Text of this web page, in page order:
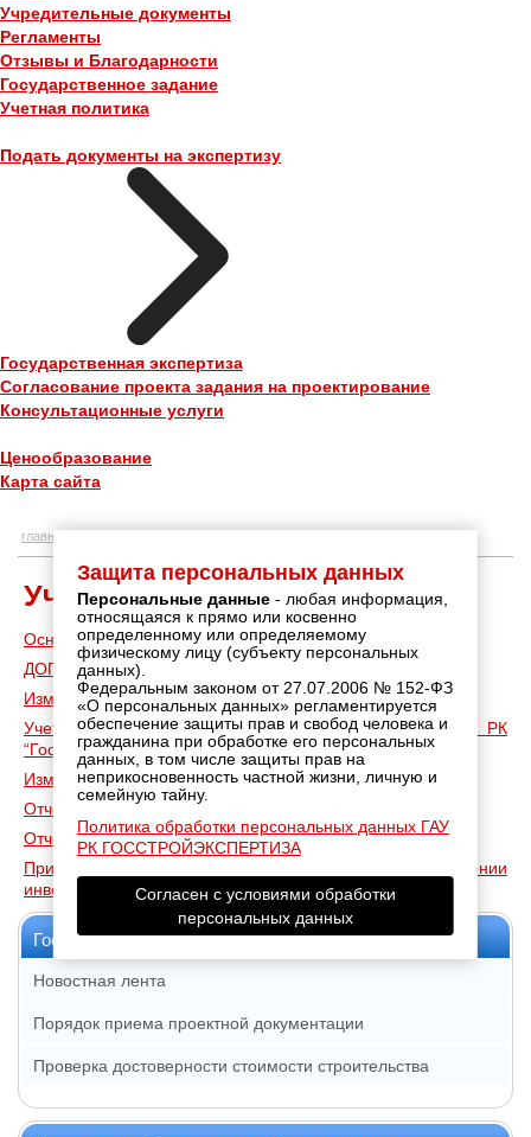
Защита персональных данных
Персональные данные- любая информация,
относящаяся к прямо или косвенно
определенному или определяемому
физическому лицу (субъекту персональных
данных).
Федеральным законом от 27.07.2006 № 152-ФЗ
«О персональных данных» регламентируется
обеспечение защиты прав и свобод человека и
гражданина при обработке его персональных
данных, в том числе защиты прав на
неприкосновенность частной жизни, личную и
семейную тайну.
Политика обработки персональных данных ГАУ
РК ГОССТРОЙЭКСПЕРТИЗА
Согласен с условиями обработки
персональных данных
Учредительные документы
Регламенты
Отзывы и Благодарности
Государственное задание
Учетная политика
Подать документы на экспертизу
Государственная экспертиза
Согласование проекта задания на проектирование
Консультационные услуги
Ценообразование
Карта сайта
Госэкспертиза РК
Новостная лента
Порядок приема проектной документации
Проверка достоверности стоимости строительства
главная
Учетная политика
Основные положения УП 2026г
ДОП изм в УП
Изменения в Учетную политику
Учетная политика для целей бухгалтерского учета ГАУ РК
“Госстройэкспертиза”
Изменения в УП с 2019
Отчет о результатах деятельности
Отчет за 2019год
Приказ об утверждении Положения о проведении
инвентаризации